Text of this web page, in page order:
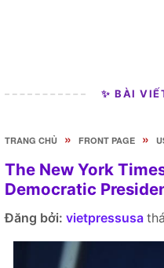
✨ BÀI
TRANG CHỦ » FRONT PAGE »
The New York
Democratic
Đăng bởi: vietpressusa